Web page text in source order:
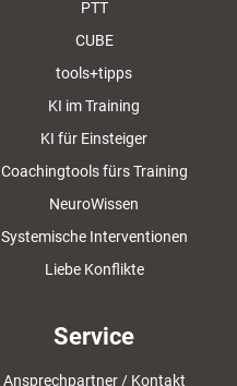
PTT
CUBE
tools+tipps
KI im Training
KI für Einsteiger
Coachingtools fürs Training
NeuroWissen
Systemische Interventionen
Liebe Konflikte
Service
Ansprechpartner / Kontakt